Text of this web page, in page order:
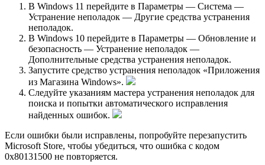
В Windows 11 перейдите в Параметры — Система —
Устранение неполадок — Другие средства устранения
неполадок.
В Windows 10 перейдите в Параметры — Обновление и
безопасность — Устранение неполадок —
Дополнительные средства устранения неполадок.
Запустите средство устранения неполадок «Приложения
из Магазина Windows».
Следуйте указаниям мастера устранения неполадок для
поиска и попытки автоматического исправления
найденных ошибок.
Если ошибки были исправлены, попробуйте перезапустить
Microsoft Store, чтобы убедиться, что ошибка с кодом
0x80131500 не повторяется.